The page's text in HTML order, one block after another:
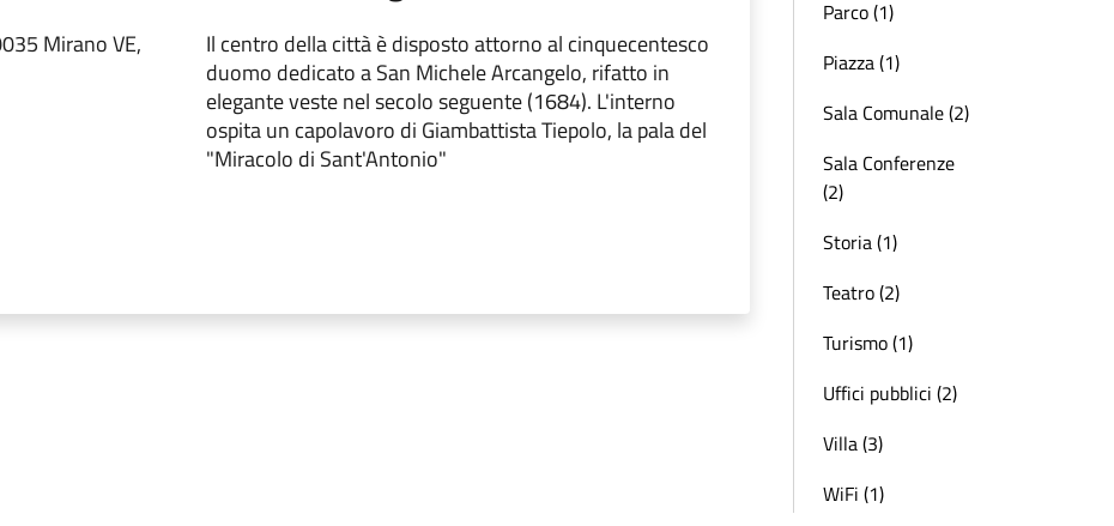
Mirano VE,
Il centro della città è disposto attorno al cinquecentesco
duomo dedicato a San Michele Arcangelo, rifatto in
elegante veste nel secolo seguente (1684). L'interno
ospita un capolavoro di Giambattista Tiepolo, la pala del
"Miracolo di Sant'Antonio"
Parco (1)
Piazza (1)
Sala Comunale (2)
Sala Conferenze
(2)
Storia (1)
Teatro (2)
Turismo (1)
Uffici pubblici (2)
Villa (3)
WiFi (1)